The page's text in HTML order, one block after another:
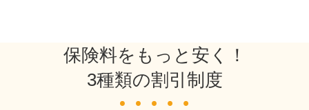
保険料をもっと安く！
3種類の割引制度